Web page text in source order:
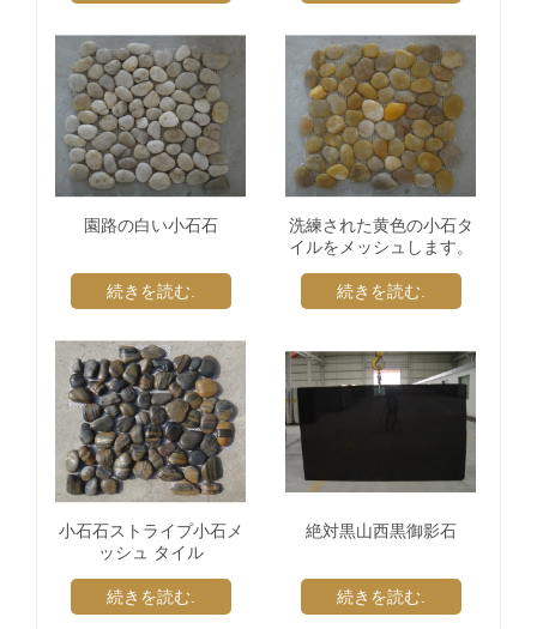
園路の白い小石石
続きを読む.
洗練された黄色の小石タ
イルをメッシュします。
続きを読む.
小石石ストライプ小石メ
ッシュ タイル
続きを読む.
絶対黒山西黒御影石
続きを読む.